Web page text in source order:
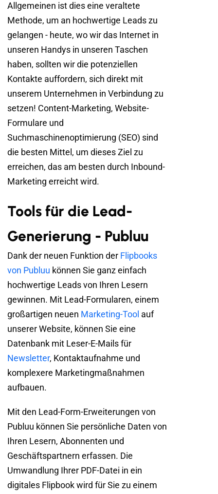
Allgemeinen ist dies eine veraltete
Methode, um an hochwertige Leads zu
gelangen - heute, wo wir das Internet in
unseren Handys in unseren Taschen
haben, sollten wir die potenziellen
Kontakte auffordern, sich direkt mit
unserem Unternehmen in Verbindung zu
setzen! Content-Marketing, Website-
Formulare und
Suchmaschinenoptimierung (SEO) sind
die besten Mittel, um dieses Ziel zu
erreichen, das am besten durch Inbound-
Marketing erreicht wird.
Tools für die Lead-
Generierung - Publuu
Dank der neuen Funktion der Flipbooks
von Publuu können Sie ganz einfach
hochwertige Leads von Ihren Lesern
gewinnen. Mit Lead-Formularen, einem
großartigen neuen Marketing-Tool auf
unserer Website, können Sie eine
Datenbank mit Leser-E-Mails für
Newsletter, Kontaktaufnahme und
komplexere Marketingmaßnahmen
aufbauen.
Mit den Lead-Form-Erweiterungen von
Publuu können Sie persönliche Daten von
Ihren Lesern, Abonnenten und
Geschäftspartnern erfassen. Die
Umwandlung Ihrer PDF-Datei in ein
digitales Flipbook wird für Sie zu einem